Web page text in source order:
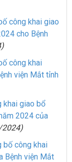
công khai giao
cho Bệnh
công khai
viện Mắt tỉnh
khai giao bổ
2024 của
bố công khai
Bệnh viện Mắt